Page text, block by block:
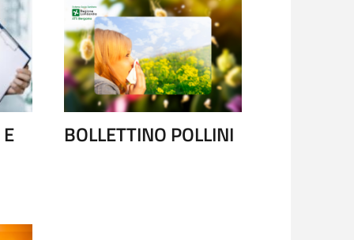
- 116117
BOLLETTINO POLLINI